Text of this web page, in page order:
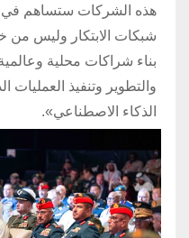
هذه الشركات ستساهم في
شبكات الابتكار وليس من
بناء شراكات محلية
والتطوير وتنفيذ العمليات
الذكاء الاصطناعي».